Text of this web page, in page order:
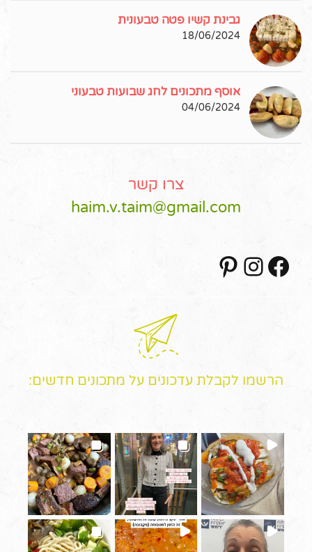
גבינת קשיו פטה טבעונית
18/06/2024
אוסף מתכונים לחג שבועות טבעוני
04/06/2024
צרו קשר
haim.v.taim@gmail.com
Facebook
Instagram
הרשמו לקבלת עדכונים על מתכונים חדשים: